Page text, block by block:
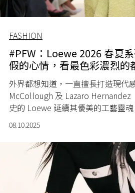
FASHION
#PFW：Loewe 2026 春夏
假的心情，看最色彩濃烈的
外界都想知道，一直擅長打造現代
McCollough 及 Lazaro Hernandez
史的 Loewe 延續其優美的工藝靈
08.10.2025